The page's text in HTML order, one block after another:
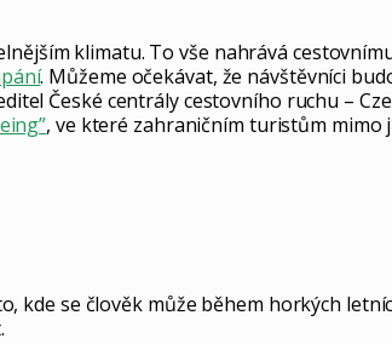
klimatu. To vše nahrává
. Můžeme očekávat, že návštěvníci
České centrály cestovního ruchu –
, ve které zahraničním turistům mimo
kde se člověk může během horkých